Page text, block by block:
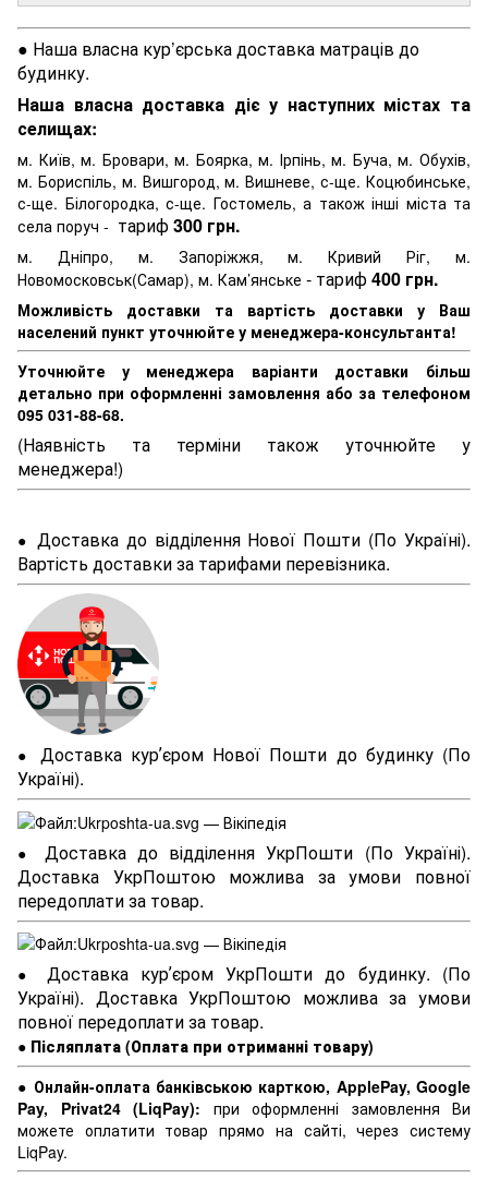
● Наша власна кур’єрська доставка матраців до
будинку.
Наша власна доставка діє у наступних містах та
селищах:
м. Київ, м. Бровари, м. Боярка, м. Ірпінь, м. Буча, м. Обухів,
м. Бориспіль, м. Вишгород, м. Вишневе, с-ще. Коцюбинське,
с-ще. Білогородка, с-ще. Гостомель, а також інші міста та
села поруч - тариф300 грн.
м. Дніпро, м. Запоріжжя, м. Кривий Ріг, м.
Новомосковськ(Самар), м. Кам’янське - тариф400 грн.
Можливість доставки та вартість доставки у Ваш
населений пункт уточнюйте у менеджера-консультанта!
Уточнюйте у менеджера варіанти доставки більш
детально при оформленні замовлення або за телефоном
095 031-88-68.
(Наявність та терміни також уточнюйте у
менеджера!)
● Доставка до відділення Нової Пошти (По Україні).
Вартість доставки за тарифами перевізника.
● Доставка курʼєром Нової Пошти до будинку (По
Україні).
● Доставка до відділення УкрПошти (По Україні).
Доставка УкрПоштою можлива за умови повної
передоплати за товар.
● Доставка курʼєром УкрПошти до будинку. (По
Україні). Доставка УкрПоштою можлива за умови
повної передоплати за товар.
● Післяплата (Оплата при отриманні товару)
● Онлайн-оплата банківською карткою, ApplePay, Google
Pay, Privat24 (LiqPay): при оформленні замовлення Ви
можете оплатити товар прямо на сайті, через систему
LiqPay.